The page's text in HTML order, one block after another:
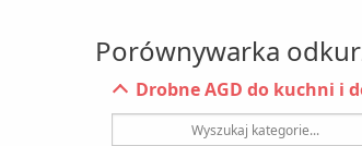
Porównywarka
Drobne AGD do kuchni i